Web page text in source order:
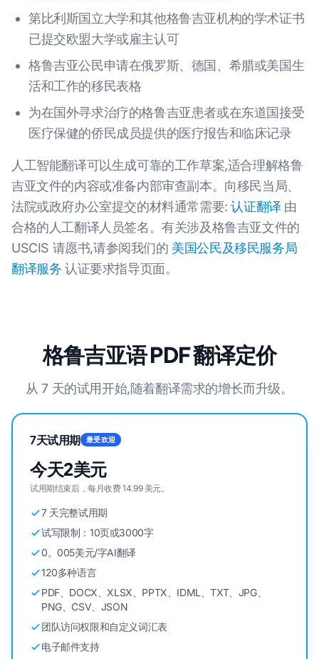
第比利斯国立大学和其他格鲁吉亚机构的学术证书
已提交欧盟大学或雇主认可
格鲁吉亚公民申请在俄罗斯、德国、希腊或美国生
活和工作的移民表格
为在国外寻求治疗的格鲁吉亚患者或在东道国接受
医疗保健的侨民成员提供的医疗报告和临床记录
人工智能翻译可以生成可靠的工作草案,适合理解格鲁
吉亚文件的内容或准备内部审查副本。向移民当局、
法院或政府办公室提交的材料通常需要:认证翻译 由
合格的人工翻译人员签名。有关涉及格鲁吉亚文件的
USCIS 请愿书,请参阅我们的 美国公民及移民服务局
翻译服务 认证要求指导页面。
格鲁吉亚语 PDF 翻译定价
从 7 天的试用开始,随着翻译需求的增长而升级。
7天试用期 最受欢迎
今天2美元
试用期结束后，每月收费 14.99 美元。
7 天完整试用期
试写限制：10页或3000字
0。005美元/字AI翻译
120多种语言
PDF、DOCX、XLSX、PPTX、IDML、TXT、JPG、
PNG、CSV、JSON
团队访问权限和自定义词汇表
电子邮件支持